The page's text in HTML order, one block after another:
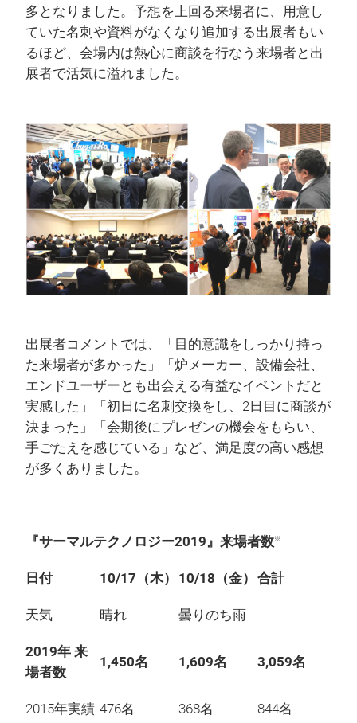
多となりました。予想を上回る来場者に、用意し
ていた名刺や資料がなくなり追加する出展者もい
るほど、会場内は熱心に商談を行なう来場者と出
展者で活気に溢れました。
出展者コメントでは、「目的意識をしっかり持っ
た来場者が多かった」「炉メーカー、設備会社、
エンドユーザーとも出会える有益なイベントだと
実感した」「初日に名刺交換をし、2日目に商談が
決まった」「会期後にプレゼンの機会をもらい、
手ごたえを感じている」など、満足度の高い感想
が多くありました。
『サーマルテクノロジー2019』来場者数※
日付 10/17（木） 10/18（金） 合計
天気 晴れ 曇りのち雨
2019年 来
場者数
1,450名 1,609名 3,059名
2015年実績 476名 368名 844名